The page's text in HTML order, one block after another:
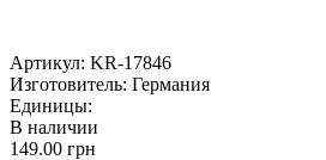
Артикул: KR-17846
Изготовитель: Германия
Единицы:
В наличии
149.00 грн